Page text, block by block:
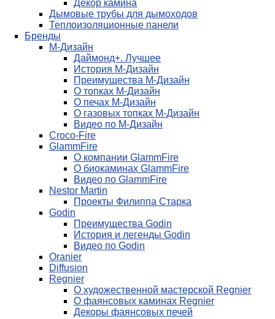
Декор камина
Дымовые трубы для дымоходов
Теплоизоляционные панели
Бренды
М-Дизайн
Даймонд+. Лучшее
История М-Дизайн
Преимущества М-Дизайн
О топках М-Дизайн
О печах М-Дизайн
О газовых топках М-Дизайн
Видео по М-Дизайн
Croco-Fire
GlammFire
О компании GlammFire
О биокаминах GlammFire
Видео по GlammFire
Nestor Martin
Проекты Филиппа Старка
Godin
Преимущества Godin
История и легенды Godin
Видео по Godin
Oranier
Diffusion
Regnier
О художественной мастерской Regnier
О фаянсовых каминах Regnier
Декоры фаянсовых печей